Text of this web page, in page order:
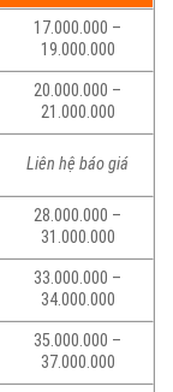
17.000.000 –
19.000.000
20.000.000 –
21.000.000
Liên hệ báo giá
28.000.000 –
31.000.000
33.000.000 –
34.000.000
35.000.000 –
37.000.000